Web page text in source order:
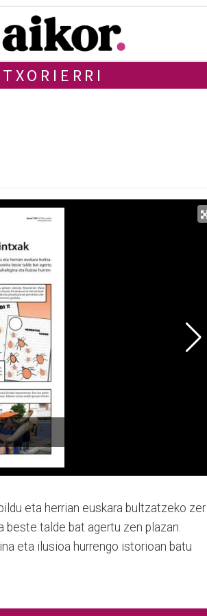
TXORIERRI
eta herrian euskara bultzatzeko zer
beste talde bat agertu zen plazan:
eta ilusioa hurrengo istorioan batu